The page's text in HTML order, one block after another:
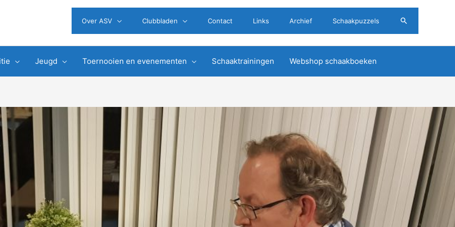
Over ASV Clubbladen Contact Links Archief Schaakpuzzels Zoeken
Jeugd Toernooien en evenementen Schaaktrainingen Webshop schaakboeken